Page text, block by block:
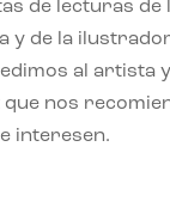
de lecturas de
y de la
al artista
que nos
interesen.